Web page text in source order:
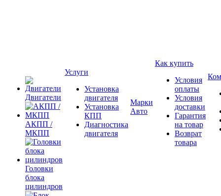
Двигатели
АКПП /
МКПП
Головки
блока
цилиндров
Услуги
Установка
двигателя
Установка
КПП
Диагностика
двигателя
Марки
Авто
Как купить
Условия
оплаты
Условия
доставки
Гарантия
на товар
Возврат
товара